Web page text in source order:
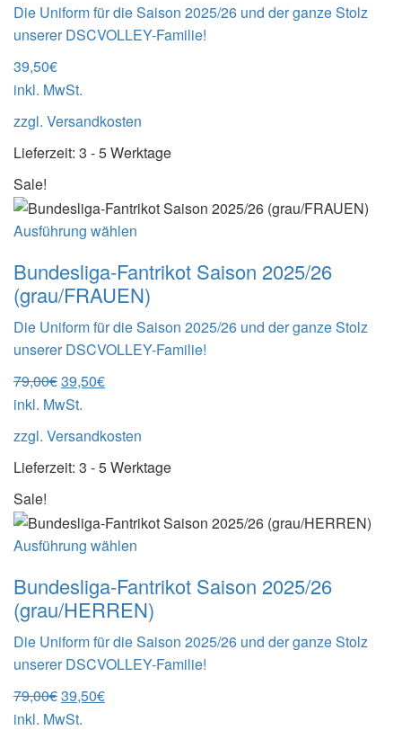
Die Uniform für die Saison 2025/26 und der ganze Stolz
unserer DSCVOLLEY-Familie!
39,50€
inkl. MwSt.
zzgl. Versandkosten
Lieferzeit: 3 - 5 Werktage
Sale!
Ausführung wählen
Bundesliga-Fantrikot Saison 2025/26
(grau/FRAUEN)
Die Uniform für die Saison 2025/26 und der ganze Stolz
unserer DSCVOLLEY-Familie!
79,00€Ursprünglicher
Preis
79,00€
39,50€Aktueller
39,50€.
inkl. MwSt.
zzgl. Versandkosten
Lieferzeit: 3 - 5 Werktage
Sale!
Ausführung wählen
Bundesliga-Fantrikot Saison 2025/26
(grau/HERREN)
Die Uniform für die Saison 2025/26 und der ganze Stolz
unserer DSCVOLLEY-Familie!
79,00€Ursprünglicher
Preis
39,50€Aktueller
inkl. MwSt.